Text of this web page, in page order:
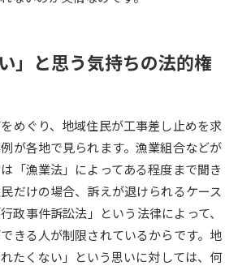
などを調べる
実施プログラムから探す
集 夢ナビライブ
」と思う気持ちの法的権
めぐり、地域住民が工事差し止めを求
が各地で見られます。漁業組合などが
「漁業法」によってある程度まで聞き
だけの場合、訴えが退けられるケース
政事件訴訟法」という法律によって、
きる人が制限されているからです。地
たくない」という思いに対しては、何